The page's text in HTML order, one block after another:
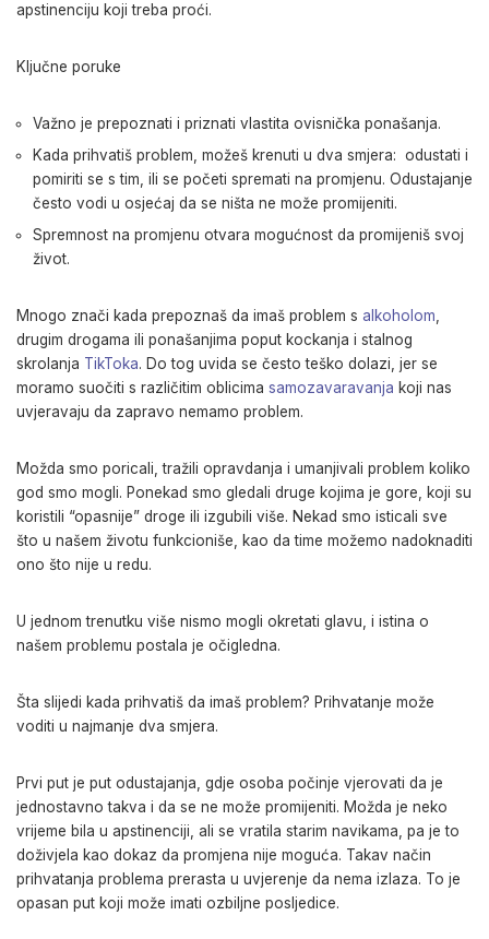
apstinenciju koji treba proći.
Ključne poruke
Važno je prepoznati i priznati vlastita ovisnička ponašanja.
Kada prihvatiš problem, možeš krenuti u dva smjera: odustati i
pomiriti se s tim, ili se početi spremati na promjenu. Odustajanje
često vodi u osjećaj da se ništa ne može promijeniti.
Spremnost na promjenu otvara mogućnost da promijeniš svoj
život.
Mnogo znači kada prepoznaš da imaš problem s alkoholom
drugim drogama ili ponašanjima poput kockanja i stalnog
skrolanja TikToka. Do tog uvida se često teško dolazi, jer se
moramo suočiti s različitim oblicima samozavaravanja koji nas
uvjeravaju da zapravo nemamo problem.
Možda smo poricali, tražili opravdanja i umanjivali problem koliko
god smo mogli. Ponekad smo gledali druge kojima je gore, koji su
koristili “opasnije” droge ili izgubili više. Nekad smo isticali sve
što u našem životu funkcioniše, kao da time možemo nadoknaditi
ono što nije u redu.
U jednom trenutku više nismo mogli okretati glavu, i istina o
našem problemu postala je očigledna.
Šta slijedi kada prihvatiš da imaš problem? Prihvatanje može
voditi u najmanje dva smjera.
Prvi put je put odustajanja, gdje osoba počinje vjerovati da je
jednostavno takva i da se ne može promijeniti. Možda je neko
vrijeme bila u apstinenciji, ali se vratila starim navikama, pa je to
doživjela kao dokaz da promjena nije moguća. Takav način
prihvatanja problema prerasta u uvjerenje da nema izlaza. To je
opasan put koji može imati ozbiljne posljedice.